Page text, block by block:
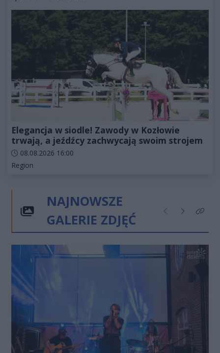
Elegancja w siodle! Zawody w Kozłowie
trwają, a jeźdźcy zachwycają swoim strojem
Data dodania artykułu:
08.08.2026 16:00
Kategorie artykułu:
Region
NAJNOWSZE
GALERIE ZDJĘĆ
Poprzednie
NastępneKliknij